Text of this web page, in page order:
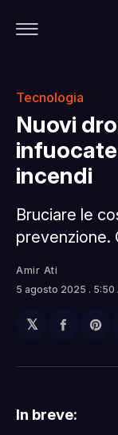
Tecnologia
Nuovi
incendi
Bruciare le
prevenzione.
Amir Ati
5 agosto 2025 . 5:50
𝕏
In breve: